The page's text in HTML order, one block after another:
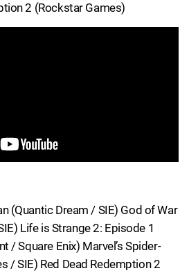
2 (Rockstar Games)
(Quantic Dream / SIE) God of War
Life is Strange 2: Episode 1
/ Square Enix) Marvel’s Spider-
/ SIE) Red Dead Redemption 2